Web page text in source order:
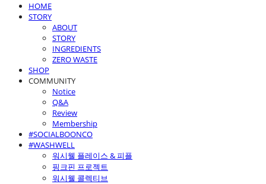
HOME
STORY
ABOUT
STORY
INGREDIENTS
ZERO WASTE
SHOP
COMMUNITY
Notice
Q&A
Review
Membership
#SOCIALBOONCO
#WASHWELL
워시웰 플레이스 & 피플
핑크핀 프로젝트
워시웰 콜렉티브